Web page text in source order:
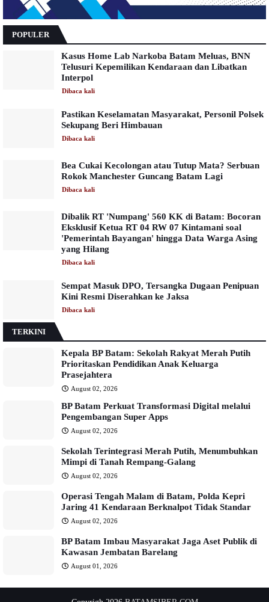
POPULER
Kasus Home Lab Narkoba Batam Meluas, BNN
Telusuri Kepemilikan Kendaraan dan Libatkan
Interpol
Dibaca kali
Pastikan Keselamatan Masyarakat, Personil Polsek
Sekupang Beri Himbauan
Dibaca kali
Bea Cukai Kecolongan atau Tutup Mata? Serbuan
Rokok Manchester Guncang Batam Lagi
Dibaca kali
Dibalik RT 'Numpang' 560 KK di Batam: Bocoran
Eksklusif Ketua RT 04 RW 07 Kintamani soal
'Pemerintah Bayangan' hingga Data Warga Asing
yang Hilang
Dibaca kali
Sempat Masuk DPO, Tersangka Dugaan Penipuan
Kini Resmi Diserahkan ke Jaksa
Dibaca kali
TERKINI
Kepala BP Batam: Sekolah Rakyat Merah Putih
Prioritaskan Pendidikan Anak Keluarga
Prasejahtera
August 02, 2026
BP Batam Perkuat Transformasi Digital melalui
Pengembangan Super Apps
August 02, 2026
Sekolah Terintegrasi Merah Putih, Menumbuhkan
Mimpi di Tanah Rempang-Galang
August 02, 2026
Operasi Tengah Malam di Batam, Polda Kepri
Jaring 41 Kendaraan Berknalpot Tidak Standar
August 02, 2026
BP Batam Imbau Masyarakat Jaga Aset Publik di
Kawasan Jembatan Barelang
August 01, 2026